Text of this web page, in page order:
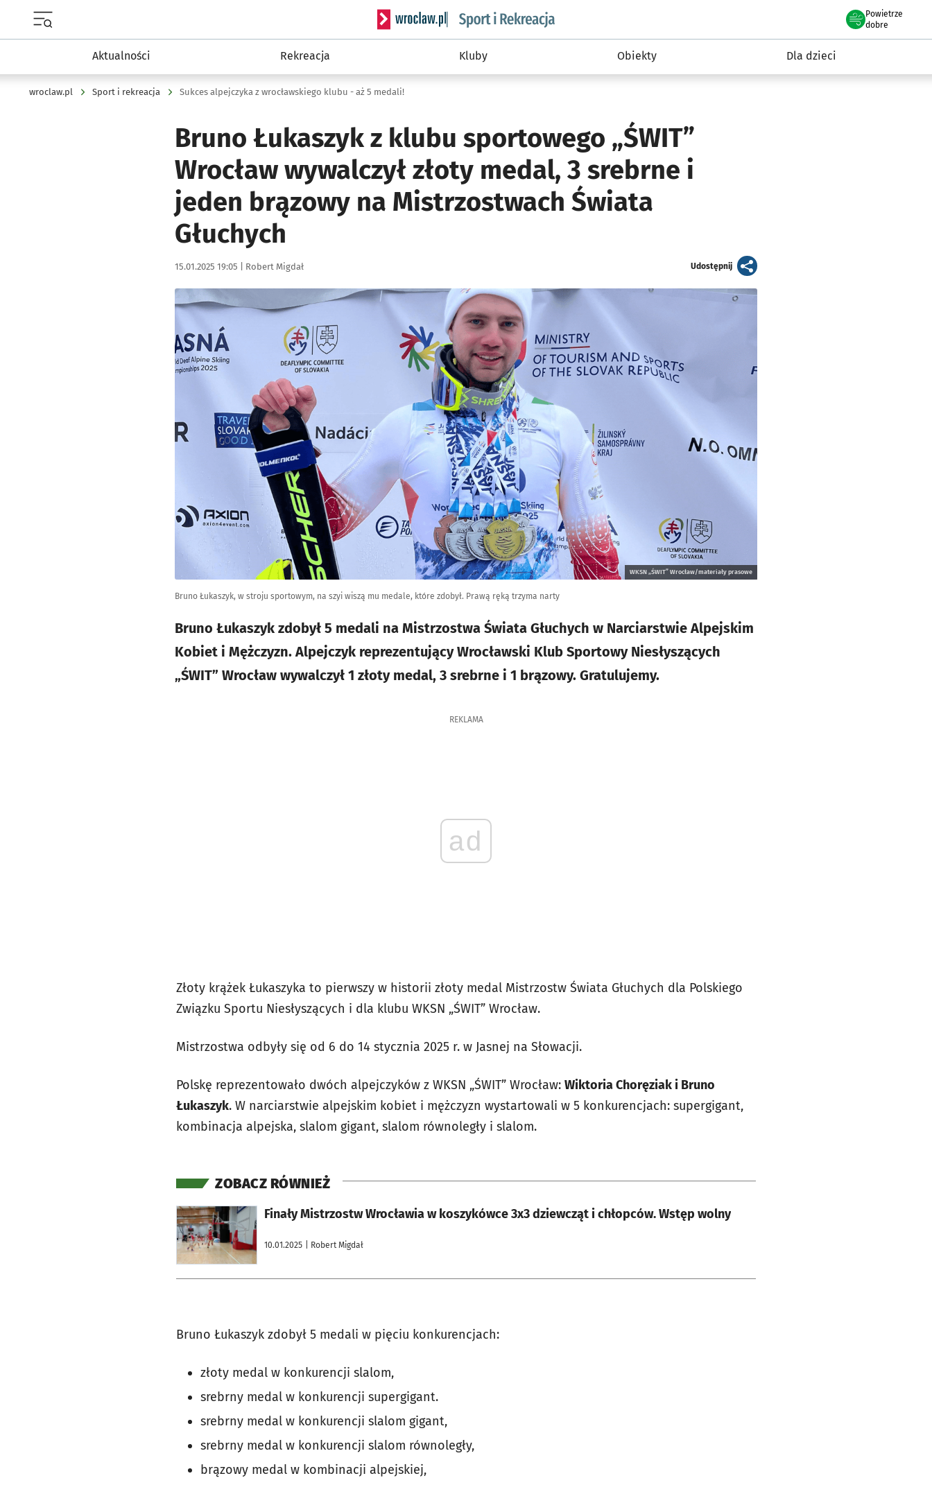
Serwis informacyjny wroclaw.pl podserwis: Sport i rekreacja
Powietrze
we Wrocławiu
dobre
Aktualności Rekreacja Kluby Obiekty Dla dzieci
wroclaw.pl Sport i rekreacja Sukces alpejczyka z wrocławskiego klubu - aż 5 medali!
Bruno Łukaszyk z klubu sportowego „ŚWIT”
Wrocław wywalczył złoty medal, 3 srebrne i
jeden brązowy na Mistrzostwach Świata
Głuchych
Data publikacji:
15.01.2025 19:05 | Autor:
Robert Migdał Udostępnijartykuł
Kliknij, aby powiększyć
WKSN „ŚWIT” Wrocław/materiały prasowe
Bruno Łukaszyk, w stroju sportowym, na szyi wiszą mu medale, które zdobył. Prawą ręką trzyma narty
Bruno Łukaszyk zdobył 5 medali na Mistrzostwa Świata Głuchych w Narciarstwie Alpejskim
Kobiet i Mężczyzn. Alpejczyk reprezentujący Wrocławski Klub Sportowy Niesłyszących
„ŚWIT” Wrocław wywalczył 1 złoty medal, 3 srebrne i 1 brązowy. Gratulujemy.
REKLAMA
ad
Złoty krążek Łukaszyka to pierwszy w historii złoty medal Mistrzostw Świata Głuchych dla Polskiego
Związku Sportu Niesłyszących i dla klubu WKSN „ŚWIT” Wrocław.
Mistrzostwa odbyły się od 6 do 14 stycznia 2025 r. w Jasnej na Słowacji.
Polskę reprezentowało dwóch alpejczyków z WKSN „ŚWIT” Wrocław: Wiktoria Choręziak i Bruno
Łukaszyk. W narciarstwie alpejskim kobiet i mężczyzn wystartowali w 5 konkurencjach: supergigant,
kombinacja alpejska, slalom gigant, slalom równoległy i slalom.
ZOBACZ RÓWNIEŻ
Finały Mistrzostw Wrocławia w koszykówce 3x3 dziewcząt i chłopców. Wstęp wolny
10.01.2025 | Robert Migdał
otworzy się w nowej karcie
Bruno Łukaszyk zdobył 5 medali w pięciu konkurencjach:
złoty medal w konkurencji slalom,
srebrny medal w konkurencji supergigant.
srebrny medal w konkurencji slalom gigant,
srebrny medal w konkurencji slalom równoległy,
brązowy medal w kombinacji alpejskiej,